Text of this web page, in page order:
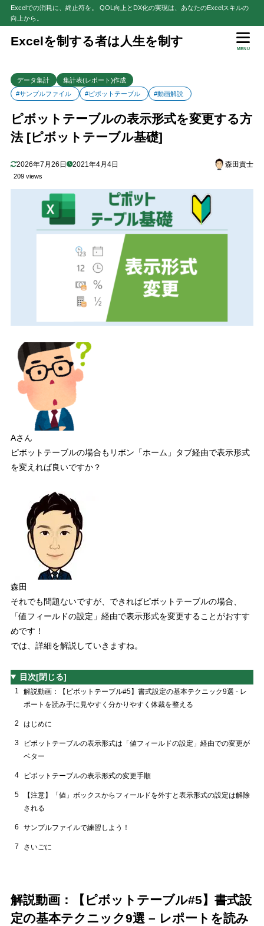
Excelでの消耗に、終止符を。 QOL向上とDX化の実現は、あなたのExcelスキルの
向上から。
Excelを制する者は人生を制す
MENU
データ集計
集計表(レポート)作成
#サンプルファイル
#ピボットテーブル #動画解説
ピボットテーブルの表示形式を変更する方
法 [ピボットテーブル基礎]
2026年7月26日 2021年4月4日 森田貢士
209 views
Aさん
ピボットテーブルの場合もリボン「ホーム」タブ経由で表示形式
を変えれば良いですか？
森田
それでも問題ないですが、できればピボットテーブルの場合、
「値フィールドの設定」経由で表示形式を変更することがおすす
めです！
では、詳細を解説していきますね。
目次[閉じる]
1
解説動画：【ピボットテーブル#5】書式設定の基本テクニック9選 - レ
ポートを読み手に見やすく分かりやすく体裁を整える
2 はじめに
3
ピボットテーブルの表示形式は「値フィールドの設定」経由での変更が
ベター
4 ピボットテーブルの表示形式の変更手順
5
【注意】「値」ボックスからフィールドを外すと表示形式の設定は解除
される
6 サンプルファイルで練習しよう！
7 さいごに
解説動画：【ピボットテーブル#5】書式設
定の基本テクニック9選 – レポートを読み
目次
見やすく分かりやすく体裁を整える
2 はじめに
2.1 前提条件
3 ピボットテーブルの表示形式は「値フィールドの設定」経由での変更
4.1
4.1.1 【参考】手順①②は右クリックメニュー経由でもOK！
【STEP2】「セルの書式設定」ダイアログを起動
4.3 【STEP3】任意の表示形式を設定
【STEP4】「値フィールドの設定」ダイアログを閉じて完了
ワークシート上で集計方法の変更が確認できたらOK！
【注意】「値」ボックスからフィールドを外すと表示形式の設定は解
サンプルファイルで練習しよう！
さいごに